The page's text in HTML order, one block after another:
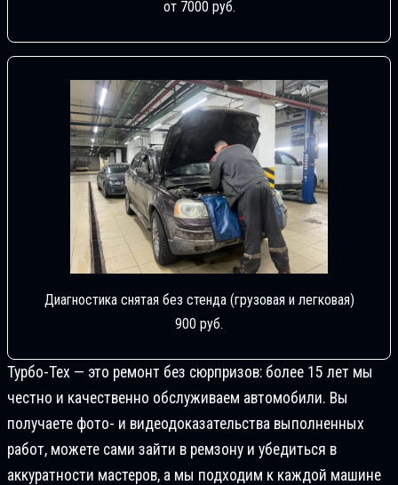
от 7000 руб.
Диагностика снятая без стенда (грузовая и легковая)
900 руб.
Турбо-Тех — это ремонт без сюрпризов: более 15 лет мы
честно и качественно обслуживаем автомобили. Вы
получаете фото- и видеодоказательства выполненных
работ, можете сами зайти в ремзону и убедиться в
аккуратности мастеров, а мы подходим к каждой машине